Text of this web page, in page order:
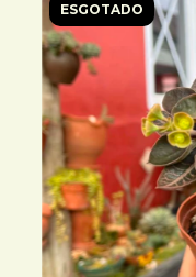
ESGOTADO